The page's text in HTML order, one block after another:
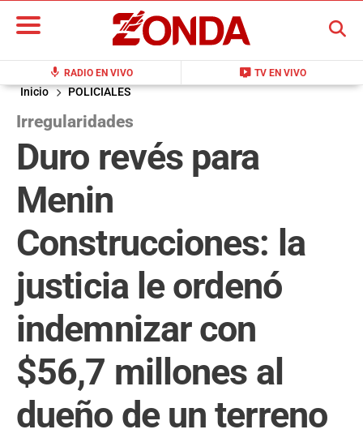
mic RADIO EN VIVO live_tv TV EN VIVO
BUSCAR
Inicio POLICIALES
Irregularidades
Duro revés para
Menin
Construcciones: la
justicia le ordenó
indemnizar con
$56,7 millones al
dueño de un terreno